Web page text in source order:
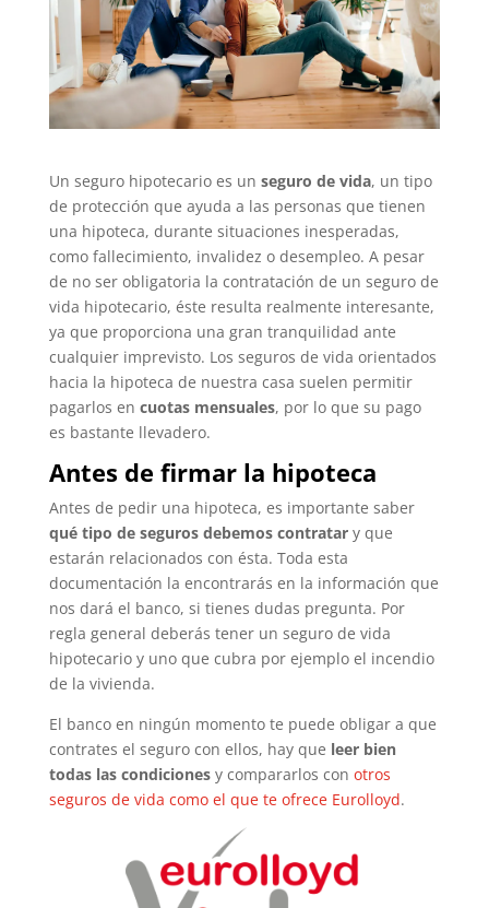
Un seguro hipotecario es un seguro de vida, un tipo
de protección que ayuda a las personas que tienen
una hipoteca, durante situaciones inesperadas,
como fallecimiento, invalidez o desempleo. A pesar
de no ser obligatoria la contratación de un seguro de
vida hipotecario, éste resulta realmente interesante,
ya que proporciona una gran tranquilidad ante
cualquier imprevisto. Los seguros de vida orientados
hacia la hipoteca de nuestra casa suelen permitir
pagarlos en cuotas mensuales, por lo que su pago
es bastante llevadero.
Antes de firmar la hipoteca
Antes de pedir una hipoteca, es importante saber
qué tipo de seguros debemos contratary que
estarán relacionados con ésta. Toda esta
documentación la encontrarás en la información que
nos dará el banco, si tienes dudas pregunta. Por
regla general deberás tener un seguro de vida
hipotecario y uno que cubra por ejemplo el incendio
de la vivienda.
El banco en ningún momento te puede obligar a que
contrates el seguro con ellos, hay que leer bien
todas las condicionesy compararlos con otros
seguros de vida como el que te ofrece Eurolloyd.